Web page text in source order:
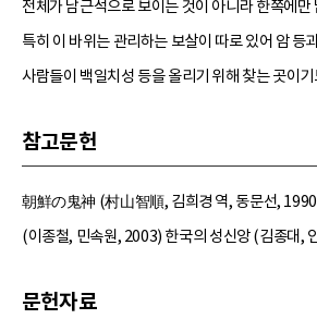
전체가 남근석으로 보이는 것이 아니라 한쪽에만
특히 이 바위는 관리하는 보살이 따로 있어 암 등
사람들이 백일치성 등을 올리기 위해 찾는 곳이기
참고문헌
朝鮮の鬼神 (村山智順, 김희경 역, 동문선,
(이종철, 민속원, 2003) 한국의 성신앙 (김종대,
문헌자료